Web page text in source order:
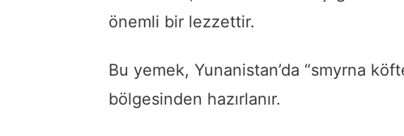
önemli bir lezzettir.
Bu yemek, Yunanistan’da “smyrna
bölgesinden hazırlanır.